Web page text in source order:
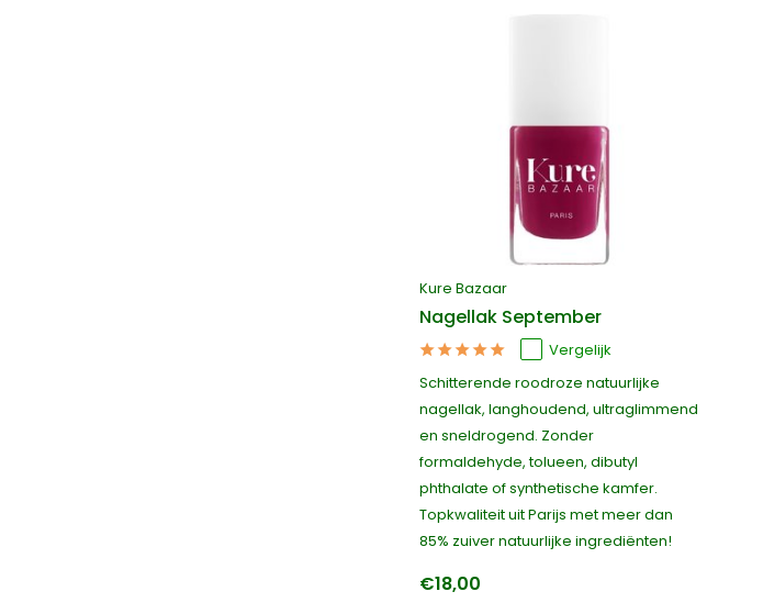
Kure Bazaar
Nagellak September
Vergelijk
Schitterende roodroze natuurlijke
nagellak, langhoudend, ultraglimmend
en sneldrogend. Zonder
formaldehyde, tolueen, dibutyl
phthalate of synthetische kamfer.
Topkwaliteit uit Parijs met meer dan
85% zuiver natuurlijke ingrediënten!
€18,00